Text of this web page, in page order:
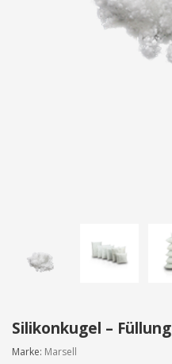
Silikonkugel – Füllung
Marke: Marsell